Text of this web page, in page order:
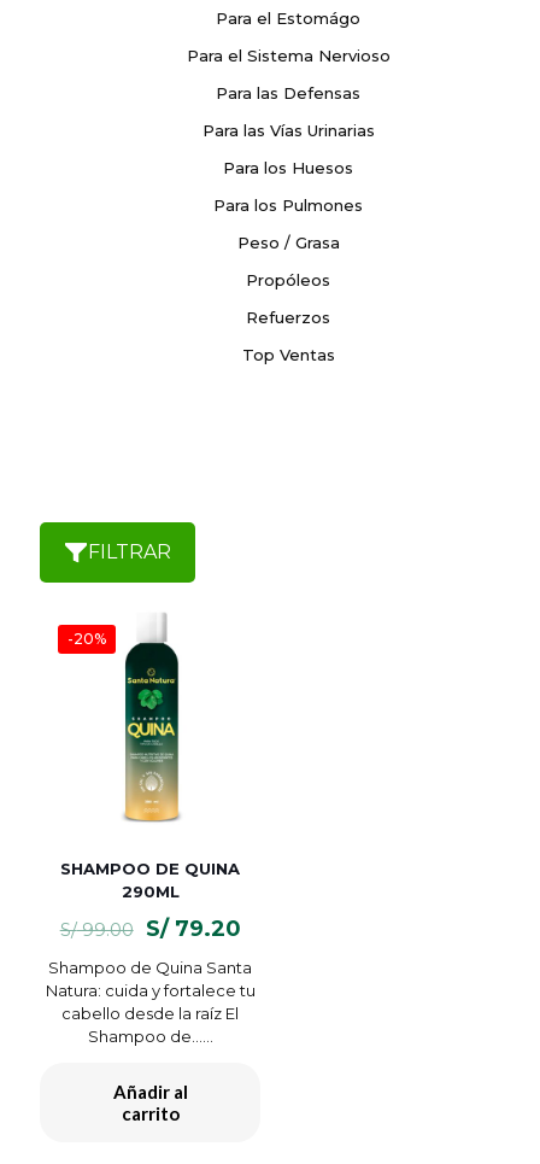
FILTRAR
-20%
SHAMPOO DE QUINA
290ML
S/99.00
El
original
era:
S/ 99.00.
S/79.20El
actual
es:
Shampoo de Quina Santa
Natura: cuida y fortalece tu
cabello desde la raíz El
Shampoo de…...
Añadir al
carrito
Para el Estomágo
Para el Sistema Nervioso
Para las Defensas
Para las Vías Urinarias
Para los Huesos
Para los Pulmones
Peso / Grasa
Propóleos
Refuerzos
Top Ventas